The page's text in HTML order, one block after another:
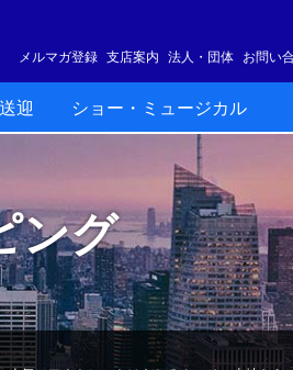
メルマガ登録 支店案内 法人・団体 お問い
送迎 ショー・ミュージカル
ング